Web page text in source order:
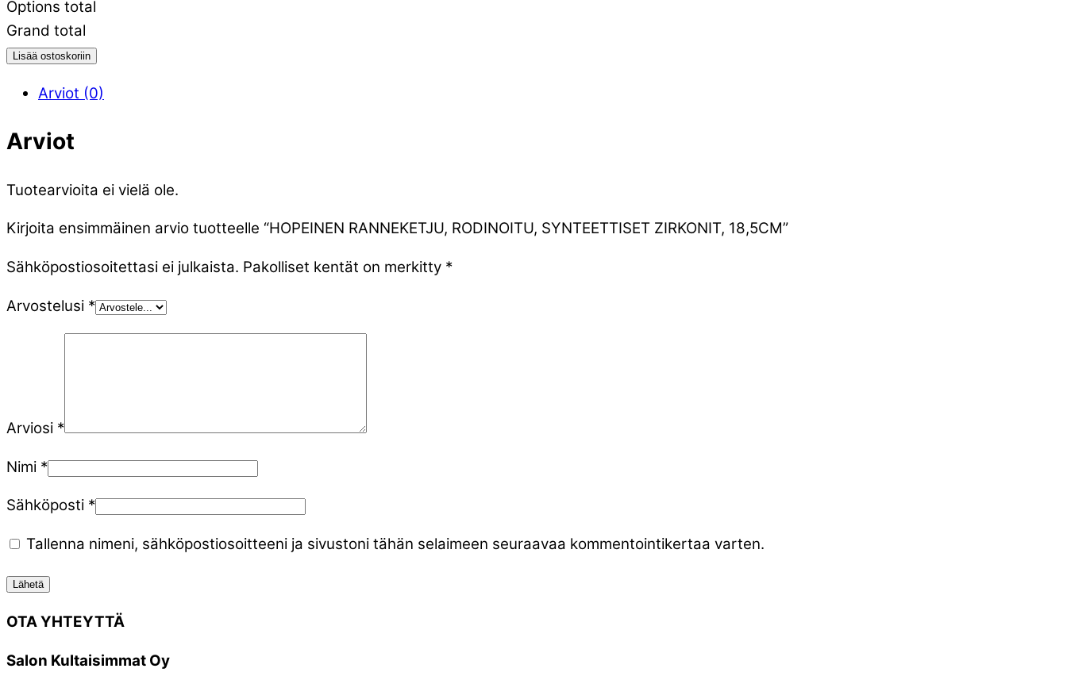
Options total
Grand total
Lisää ostoskoriin
Arviot (0)
Arviot
Tuotearvioita ei vielä ole.
Kirjoita ensimmäinen arvio tuotteelle “HOPEINEN RANNEKETJU, RODINOITU, SYNTEETTISET ZIRKONIT, 18,5CM”
Sähköpostiosoitettasi ei julkaista. Pakolliset kentät on merkitty *
Arvostelusi *
Arviosi *
Nimi *
Sähköposti *
Tallenna nimeni, sähköpostiosoitteeni ja sivustoni tähän selaimeen seuraavaa kommentointikertaa varten.
OTA YHTEYTTÄ
Salon Kultaisimmat Oy